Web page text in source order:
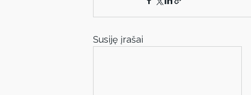
Susiję įrašai